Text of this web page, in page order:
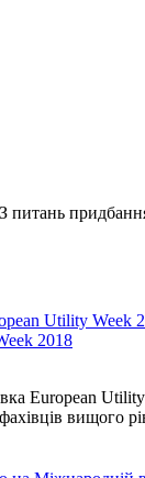
2018
European
вищого